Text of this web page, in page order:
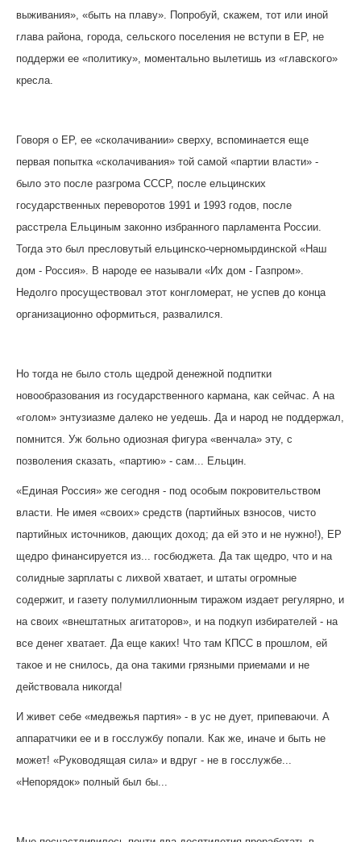
выживания», «быть на плаву». Попробуй, скажем, тот или иной
глава района, города, сельского поселения не вступи в ЕР, не
поддержи ее «политику», моментально вылетишь из «главского»
кресла.
Говоря о ЕР, ее «сколачивании» сверху, вспоминается еще
первая попытка «сколачивания» той самой «партии власти» -
было это после разгрома СССР, после ельцинских
государственных переворотов 1991 и 1993 годов, после
расстрела Ельциным законно избранного парламента России.
Тогда это был пресловутый ельцинско-черномырдинской «Наш
дом - Россия». В народе ее называли «Их дом - Газпром».
Недолго просуществовал этот конгломерат, не успев до конца
организационно оформиться, развалился.
Но тогда не было столь щедрой денежной подпитки
новообразования из государственного кармана, как сейчас. А на
«голом» энтузиазме далеко не уедешь. Да и народ не поддержал,
помнится. Уж больно одиозная фигура «венчала» эту, с
позволения сказать, «партию» - сам... Ельцин.
«Единая Россия» же сегодня - под особым покровительством
власти. Не имея «своих» средств (партийных взносов, чисто
партийных источников, дающих доход; да ей это и не нужно!), ЕР
щедро финансируется из... госбюджета. Да так щедро, что и на
солидные зарплаты с лихвой хватает, и штаты огромные
содержит, и газету полумиллионным тиражом издает регулярно, и
на своих «внештатных агитаторов», и на подкуп избирателей - на
все денег хватает. Да еще каких! Что там КПСС в прошлом, ей
такое и не снилось, да она такими грязными приемами и не
действовала никогда!
И живет себе «медвежья партия» - в ус не дует, припеваючи. А
аппаратчики ее и в госслужбу попали. Как же, иначе и быть не
может! «Руководящая сила» и вдруг - не в госслужбе...
«Непорядок» полный был бы...